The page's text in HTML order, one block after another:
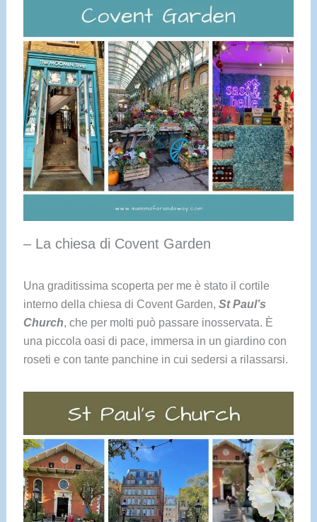
– La chiesa di Covent Garden
Una graditissima scoperta per me è stato il cortile
interno della chiesa di Covent Garden, St Paul’s
Church, che per molti può passare inosservata. È
una piccola oasi di pace, immersa in un giardino con
roseti e con tante panchine in cui sedersi a rilassarsi.